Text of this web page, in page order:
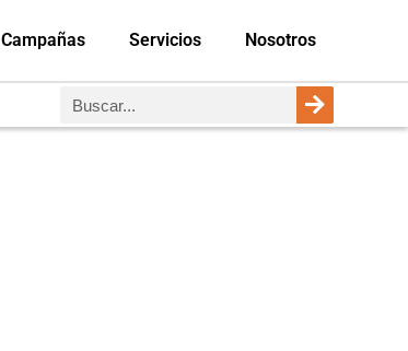
Campañas Servicios Nosotros